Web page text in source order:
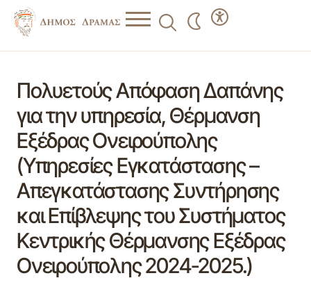
Πολυετούς Απόφαση Δαπάνης
για την υπηρεσία, Θέρμανση
Εξέδρας Ονειρούπολης
(Υπηρεσίες Εγκατάστασης –
Απεγκατάστασης Συντήρησης
και Επίβλεψης του Συστήματος
Κεντρικής Θέρμανσης Εξέδρας
Ονειρούπολης 2024-2025.)